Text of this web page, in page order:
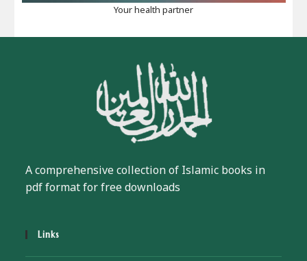
Your health partner
A comprehensive collection of Islamic books in
pdf format for free downloads
Links